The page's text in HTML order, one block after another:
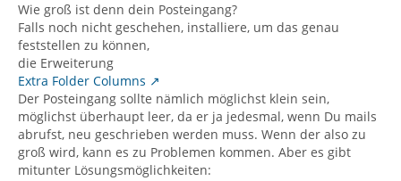
Wie groß ist denn dein Posteingang?
Falls noch nicht geschehen, installiere, um das genau
feststellen zu können,
die Erweiterung
Extra Folder Columns
Der Posteingang sollte nämlich möglichst klein sein,
möglichst überhaupt leer, da er ja jedesmal, wenn Du mails
abrufst, neu geschrieben werden muss. Wenn der also zu
groß wird, kann es zu Problemen kommen. Aber es gibt
mitunter Lösungsmöglichkeiten: